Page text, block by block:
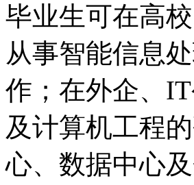
毕业生可在高
从事智能信息
作；在外企、
及计算机工程
心、数据中心